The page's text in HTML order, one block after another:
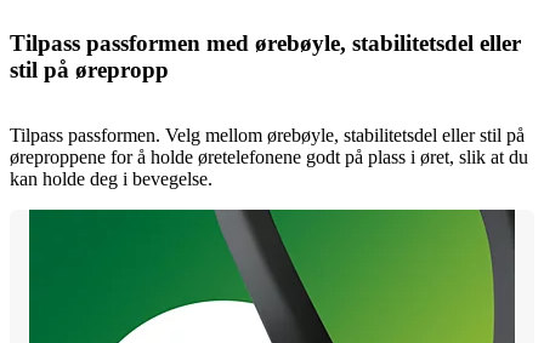
Tilpass passformen med ørebøyle, stabilitetsdel eller
stil på ørepropp
Tilpass passformen. Velg mellom ørebøyle, stabilitetsdel eller stil på
øreproppene for å holde øretelefonene godt på plass i øret, slik at du
kan holde deg i bevegelse.